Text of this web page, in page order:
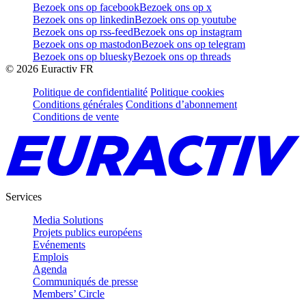
Bezoek ons op facebookBezoek ons op x
Bezoek ons op linkedinBezoek ons op youtube
Bezoek ons op rss-feedBezoek ons op instagram
Bezoek ons op mastodonBezoek ons op telegram
Bezoek ons op blueskyBezoek ons op threads
© 2026 Euractiv FR
Politique de confidentialité Politique cookies
Conditions générales Conditions d’abonnement
Conditions de vente
Services
Media Solutions
Projets publics européens
Evénements
Emplois
Agenda
Communiqués de presse
Members’ Circle